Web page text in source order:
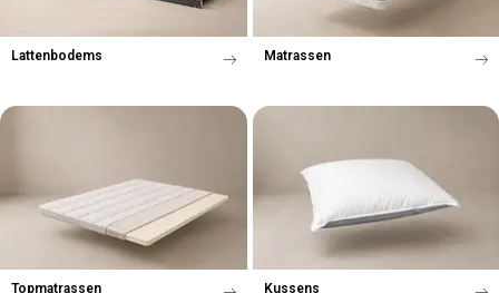
Lattenbodems Matrassen
Topmatrassen Kussens